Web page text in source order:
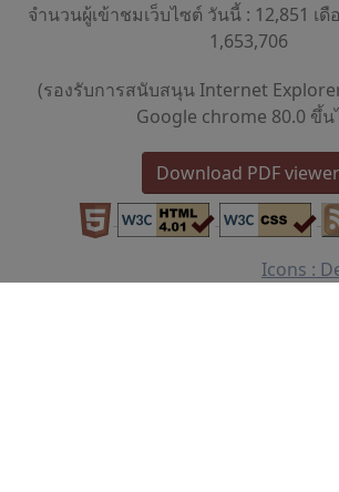
จำนวนผู้เข้าชมเว็บไซต์ วันนี้ : 12,851 เ
1,653,706
(รองรับการสนับสนุน Internet
Google chrome 80.0 ขึ้น
Download PDF viewer
Icons :